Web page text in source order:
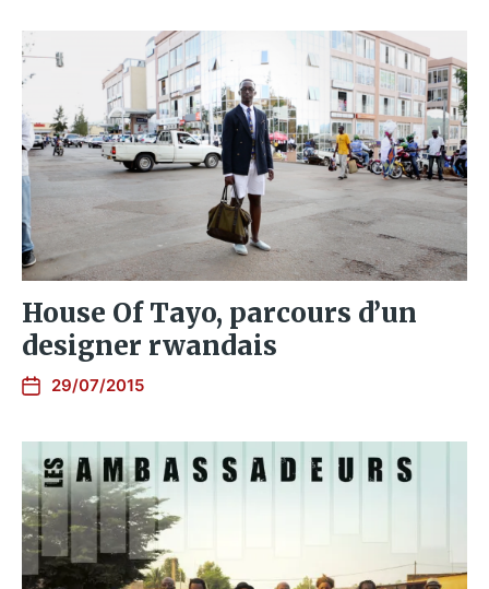
House Of Tayo, parcours d’un
designer rwandais
29/07/2015